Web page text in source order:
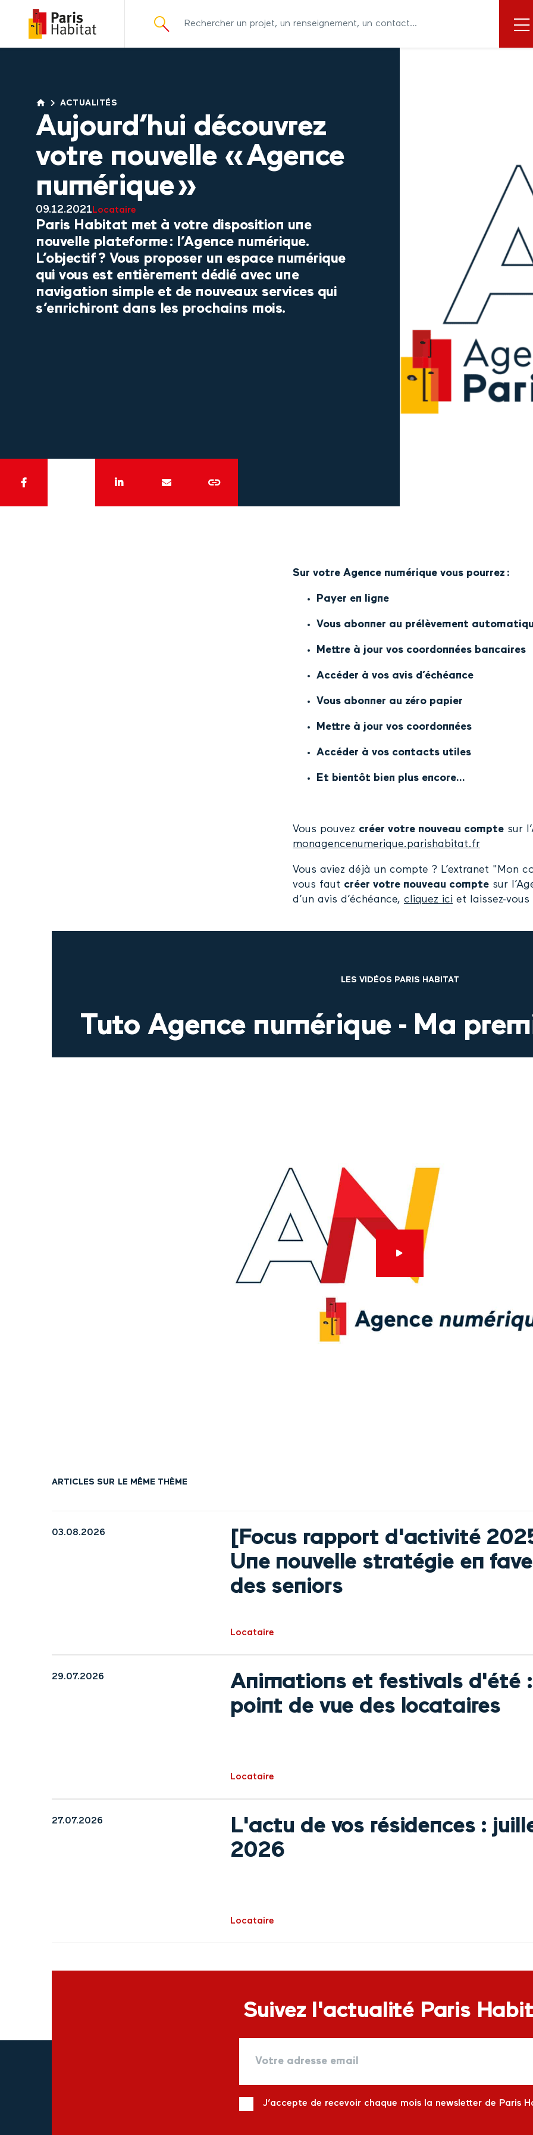
principal
ACTUALITÉS
Aujourd’hui découvrez
votre nouvelle « Agence
numérique »
09.12.2021 Locataire
Paris Habitat met à votre disposition une
nouvelle plateforme : l’Agence numérique.
L’objectif ? Vous proposer un espace numérique
qui vous est entièrement dédié avec une
navigation simple et de nouveaux services qui
s’enrichiront dans les prochains mois.
Sur votre Agence numérique vous pourrez :
Payer en ligne
Vous abonner au prélèvement
Mettre à jour vos coordonnées bancaires
Accéder à vos avis d’échéance
Vous abonner au zéro papier
Mettre à jour vos coordonnées
Accéder à vos contacts utiles
Et bientôt bien plus encore...
Vous pouvez créer votre nouveau compte sur
monagencenumerique.parishabitat.fr
Vous aviez déjà un compte ? L’extranet "Mon
vous faut créer votre nouveau compte sur
d’un avis d’échéance, cliquez ici et laissez-vous
LES VIDÉOS PARIS HABITAT
Tuto Agence numérique - Ma
ARTICLES SUR LE MÊME THÈME
03.08.2026
[Focus rapport d'activité
Une nouvelle stratégie en
des seniors
Locataire
29.07.2026
Animations et festivals d'été
point de vue des locataires
Locataire
27.07.2026
L'actu de vos résidences :
2026
Locataire
Suivez l'actualité Paris
J’accepte de recevoir chaque mois la newsletter de Paris